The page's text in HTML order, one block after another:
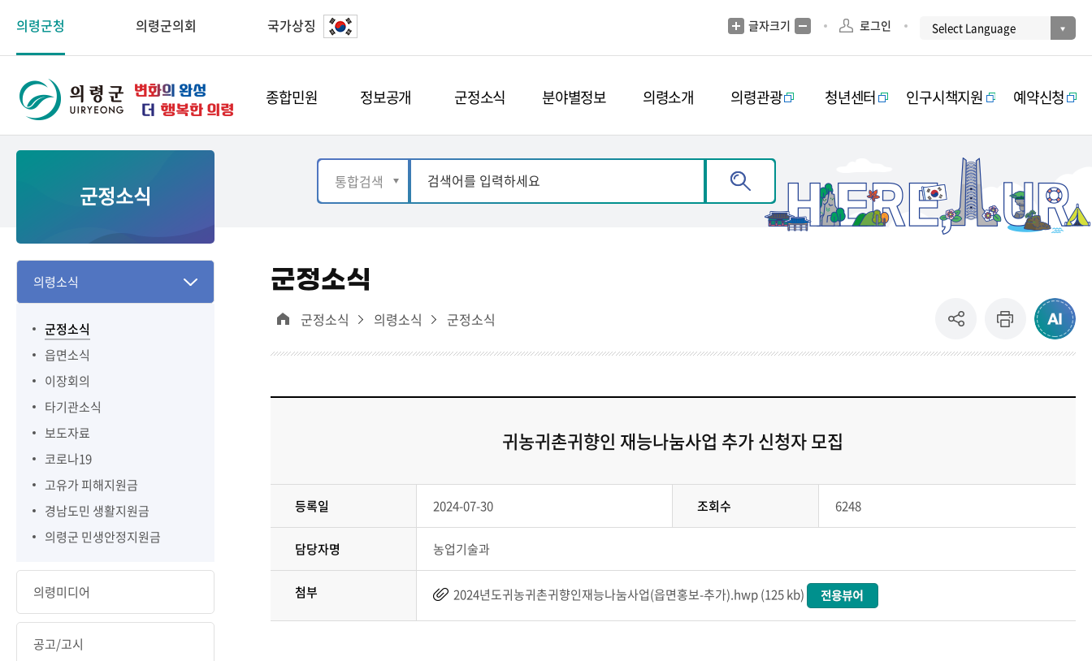
의령군청 의령군의회 국가상징 글자크기 로그인
종합민원 정보공개 군정소식 분야별정보 의령소개 의령관광 청년센터 인구시책지원 예약신청
군정소식
의령소식
군정소식
읍면소식
이장회의
타기관소식
보도자료
코로나19
고유가 피해지원금
경남도민 생활지원금
의령군 민생안정지원금
의령미디어
공고/고시
군정소식
군정소식 의령소식 군정소식
귀농귀촌귀향인 재능나눔사업 추가 신청자 모집
등록일 2024-07-30 조회수 6248
담당자명 농업기술과
첨부 2024년도귀농귀촌귀향인재능나눔사업(읍면홍보-추가).hwp (125 kb)